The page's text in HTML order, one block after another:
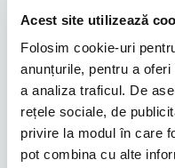
Acest site utilizează
Folosim cookie-uri
anunțurile, pentru a
a analiza traficul. De
rețele sociale, de
privire la modul în care
pot combina cu alte
capitalizare de piață de
euro). Alți acționari
și Swiss Capital cu
Sursa:Profit.ro
Distribuie